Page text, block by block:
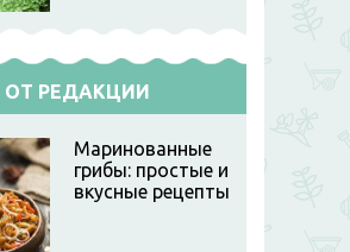
ОТ РЕДАКЦИИ
Маринованные
грибы: простые и
вкусные рецепты